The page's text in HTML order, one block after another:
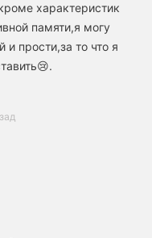
характеристик
памяти,я могу
и прости,за то что я